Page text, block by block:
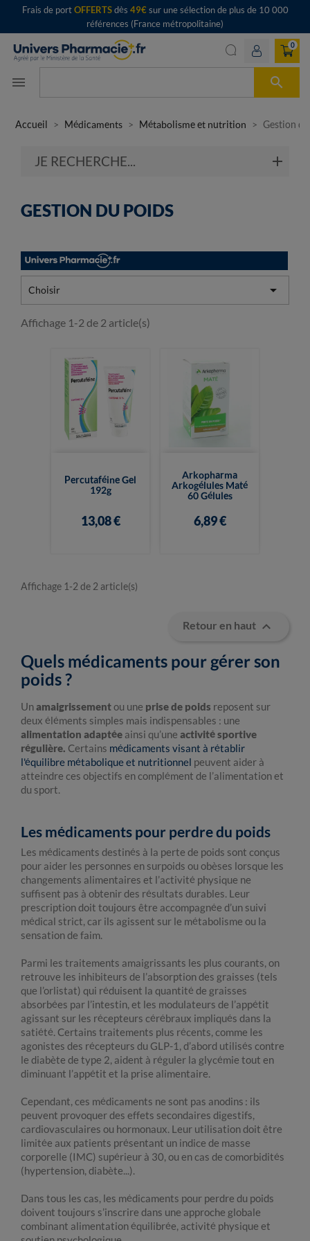
Frais de portOFFERTSdès 49€sur une sélection de plus de 10 000
références (France métropolitaine)
menu 
0
Accueil Médicaments Métabolisme et nutrition Gestion
JE RECHERCHE...
GESTION DU POIDS
Choisir 
Affichage 1-2 de 2 article(s)
Percutaféine Gel
192g
13,08 €
Arkopharma
Arkogélules Maté
60 Gélules
6,89 €
Affichage 1-2 de 2 article(s)
Retour en haut 
Quels médicaments pour gérer son
poids ?
Unamaigrissementou une prise de poids reposent sur
deux éléments simples mais indispensables : une
alimentation adaptée ainsi qu’une activité sportive
régulière. Certains médicaments visant à rétablir
l'équilibre métabolique et nutritionnel peuvent aider à
atteindre ces objectifs en complément de l’alimentation et
du sport.
Les médicaments pour perdre du poids
Les médicaments destinés à la perte de poids sont conçus
pour aider les personnes en surpoids ou obèses lorsque les
changements alimentaires et l’activité physique ne
suffisent pas à obtenir des résultats durables. Leur
prescription doit toujours être accompagnée d’un suivi
médical strict, car ils agissent sur le métabolisme ou la
sensation de faim.
Parmi les traitements amaigrissants les plus courants, on
retrouve les inhibiteurs de l’absorption des graisses (tels
que l’orlistat) qui réduisent la quantité de graisses
absorbées par l’intestin, et les modulateurs de l’appétit
agissant sur les récepteurs cérébraux impliqués dans la
satiété. Certains traitements plus récents, comme les
agonistes des récepteurs du GLP-1, d’abord utilisés contre
le diabète de type 2, aident à réguler la glycémie tout en
diminuant l’appétit et la prise alimentaire.
Cependant, ces médicaments ne sont pas anodins : ils
peuvent provoquer des effets secondaires digestifs,
cardiovasculaires ou hormonaux. Leur utilisation doit être
limitée aux patients présentant un indice de masse
corporelle (IMC) supérieur à 30, ou en cas de comorbidités
(hypertension, diabète...).
Dans tous les cas, les médicaments pour perdre du poids
doivent toujours s’inscrire dans une approche globale
combinant alimentation équilibrée, activité physique et